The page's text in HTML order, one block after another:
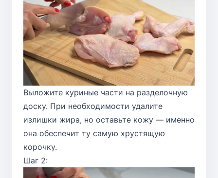
Выложите куриные части на разделочную
доску. При необходимости удалите
излишки жира, но оставьте кожу — именно
она обеспечит ту самую хрустящую
корочку.
Шаг 2: